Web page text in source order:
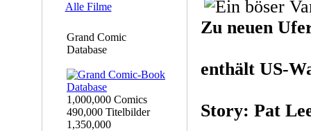
Alle Filme
Grand Comic
Database
1,000,000 Comics
490,000 Titelbilder
1,350,000
Zu neuen
enthält US-
Story: Pat